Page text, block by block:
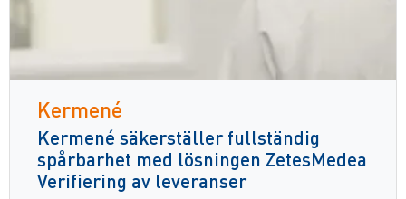
Kermené
Kermené säkerställer fullständig
spårbarhet med lösningen ZetesMedea
Verifiering av leveranser